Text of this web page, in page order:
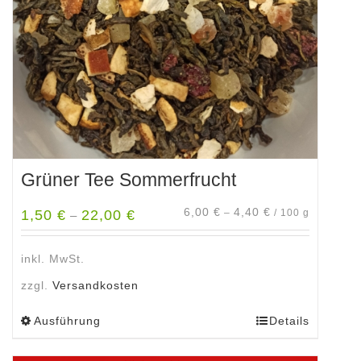
Grüner Tee Sommerfrucht
1,50 € – 22,00 € 6,00 € – 4,40 € / 100 g
inkl. MwSt.
zzgl. Versandkosten
Ausführung Details